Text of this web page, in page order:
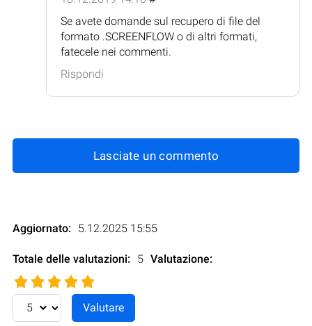
Se avete domande sul recupero di file del
formato .SCREENFLOW o di altri formati,
fatecele nei commenti.
Rispondi
Lasciate un commento
Aggiornato: 5.12.2025 15:55
Totale delle valutazioni: 5 Valutazione: